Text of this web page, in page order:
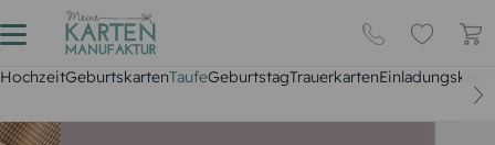
HochzeitGeburtskartenTaufeGeburtstagTrauerkarten